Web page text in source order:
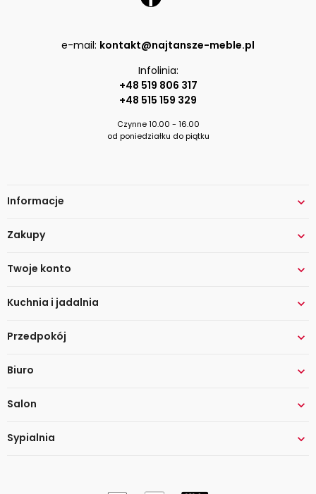
e-mail: kontakt@najtansze-meble.pl
Infolinia:
+48 519 806 317
+48 515 159 329
Czynne 10.00 - 16.00
od poniedziałku do piątku
Informacje 
Zakupy 
Twoje konto 
Kuchnia i jadalnia 
Przedpokój 
Biuro 
Salon 
Sypialnia 